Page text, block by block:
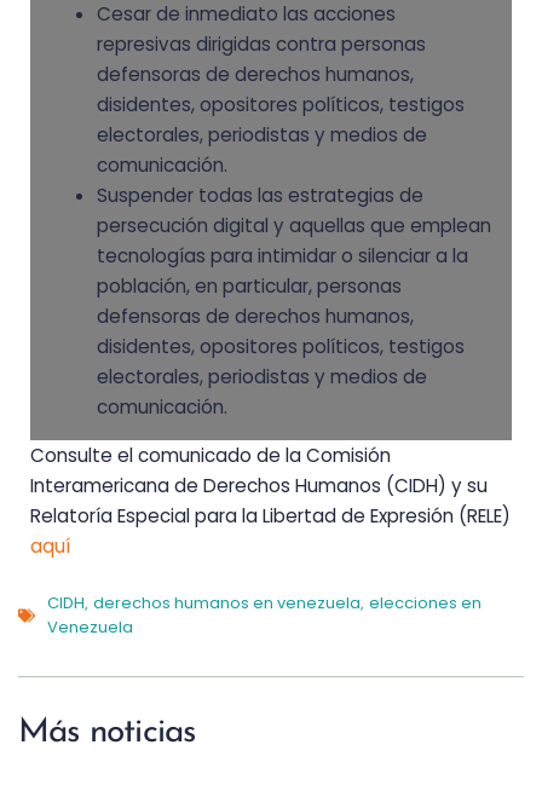
Cesar de inmediato las acciones
represivas dirigidas contra personas
defensoras de derechos humanos,
disidentes, opositores políticos, testigos
electorales, periodistas y medios de
comunicación.
Suspender todas las estrategias de
persecución digital y aquellas que emplean
tecnologías para intimidar o silenciar a la
población, en particular, personas
defensoras de derechos humanos,
disidentes, opositores políticos, testigos
electorales, periodistas y medios de
comunicación.
Consulte el comunicado de la Comisión
Interamericana de Derechos Humanos (CIDH) y su
Relatoría Especial para la Libertad de Expresión (RELE)
aquí
CIDH, derechos humanos en venezuela, elecciones en
Venezuela
Más noticias